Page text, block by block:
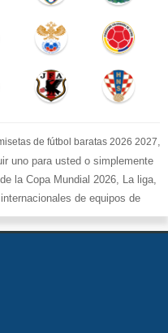
de fútbol baratas 2026 2027,
uno para usted o simplemente
la Copa Mundial 2026, La liga,
de equipos de
en la tienda deportiva
en todas las camisetas del club
todo a los precios más bajos!